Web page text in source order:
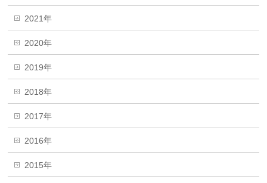
2021年
2020年
2019年
2018年
2017年
2016年
2015年